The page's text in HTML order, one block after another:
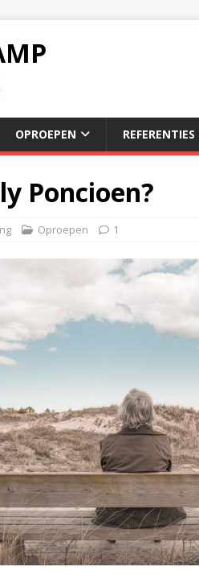
OPROEPEN REFERENTIES
Poncioen?
Oproepen 1